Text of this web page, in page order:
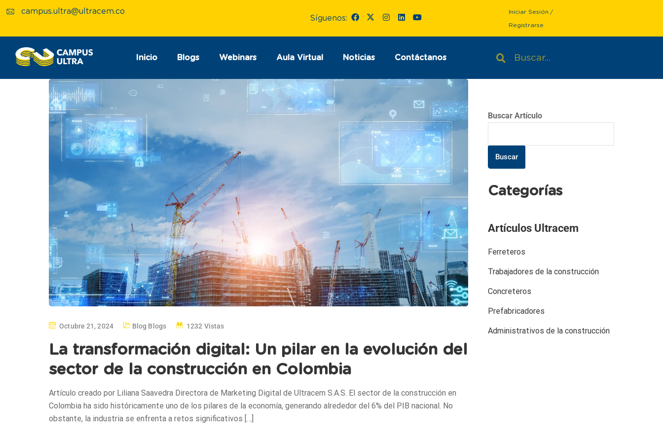
campus.ultra@ultracem.co
Síguenos:
Iniciar Sesión /
Registrarse
Inicio Blogs Webinars Aula Virtual Noticias Contáctanos
Octubre 21, 2024 Blog Blogs 1232 Vistas
La transformación digital: Un pilar en la evolución del
sector de la construcción en Colombia
Artículo creado por Liliana Saavedra Directora de Marketing Digital de Ultracem S.A.S. El sector de la construcción en
Colombia ha sido históricamente uno de los pilares de la economía, generando alrededor del 6% del PIB nacional. No
obstante, la industria se enfrenta a retos significativos […]
Buscar Artículo
Buscar
Categorías
Artículos Ultracem
Ferreteros
Trabajadores de la construcción
Concreteros
Prefabricadores
Administrativos de la construcción